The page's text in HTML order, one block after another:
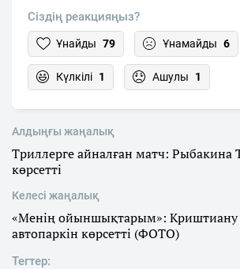
Сіздің реакцияңыз?
Ұнайды 79 Ұнамайды 6
Күлкілі 1 Ашулы 1
Алдыңғы жаңалық
Триллерге айналған матч: Рыбакина
көрсетті
Келесі жаңалық
«Менің ойыншықтарым»: Криштиану
автопаркін көрсетті (ФОТО)
Тегтер: